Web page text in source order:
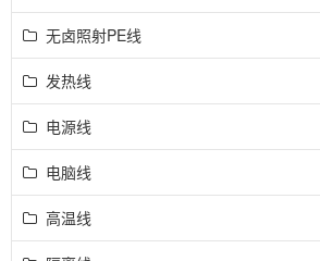
无卤照射PE线
发热线
电源线
电脑线
高温线